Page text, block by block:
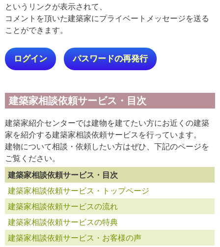
というリンクが表示されて、
コメントを頂いた建築家にプライベートメッセージを送る
ことができます。
ログイン パスワードの再発行
建築家相談依頼サービス・目次
建築家紹介センターでは建物を建てたい方にお近くの建築
家を紹介する建築家相談依頼サービスを行っています。
建物について相談・依頼したい方はぜひ、下記のページを
ご覧ください。
建築家相談依頼サービス・目次
建築家相談依頼サービス・トップページ
建築家相談依頼サービスの流れ
建築家相談依頼サービスの特典
建築家相談依頼サービス・お客様の声